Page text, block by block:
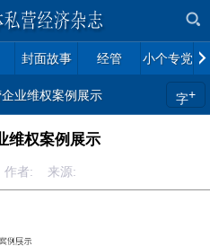
封面故事 经管 小个专党建
业维权案例展示 字+
维权案例展示
作者: 来源: